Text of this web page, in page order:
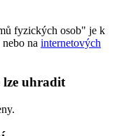
fyzických osob" je k
na internetových
lze uhradit